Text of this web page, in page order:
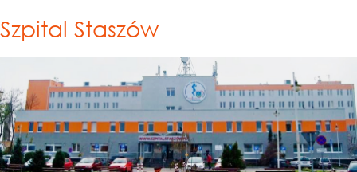
Szpital Staszów